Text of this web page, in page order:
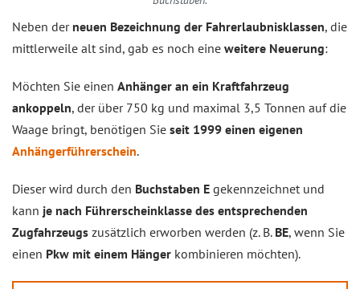
Neben der neuen Bezeichnung der Fahrerlaubnisklassen, die
mittlerweile alt sind, gab es noch eine weitere Neuerung:
Möchten Sie einen Anhänger an ein Kraftfahrzeug
ankoppeln, der über 750 kg und maximal 3,5 Tonnen auf die
Waage bringt, benötigen Sie seit 1999 einen eigenen
Anhängerführerschein.
Dieser wird durch den Buchstaben E gekennzeichnet und
kann je nach Führerscheinklasse des entsprechenden
Zugfahrzeugs zusätzlich erworben werden (z. B. BE, wenn Sie
einen Pkw mit einem Hänger kombinieren möchten).